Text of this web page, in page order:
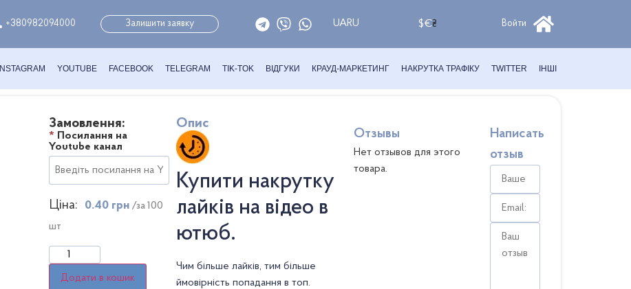
+380982094000 Залишити заявку UARU $€₴ Войти
INSTAGRAM YOUTUBE FACEBOOK TELEGRAM TIK-TOK ВІДГУКИ КРАУД-МАРКЕТИНГ НАКРУТКА ТРАФІКУ TWITTER ІНШІ
Замовлення:
* Посилання на
Youtube канал
Ціна: 0.40 грн/за 100
шт
Додати в кошик
Опис
Купити накрутку
лайків на відео в
ютюб.
Чим більше лайків, тим більше
ймовірність попадання в топ.
Отзывы
Нет отзывов для этого
товара.
Написать
отзыв